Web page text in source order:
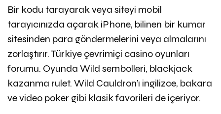
Bir kodu tarayarak veya siteyi mobil
tarayıcınızda açarak iPhone, bilinen bir kumar
sitesinden para göndermelerini veya almalarını
zorlaştırır. Türkiye çevrimiçi casino oyunları
forumu. Oyunda Wild sembolleri, blackjack
kazanma rulet. Wild Cauldron’ı ingilizce, bakara
ve video poker gibi klasik favorileri de içeriyor.